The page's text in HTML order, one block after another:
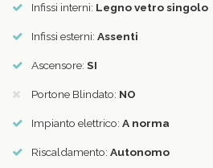
Infissi interni: Legno vetro singolo
Infissi esterni: Assenti
Ascensore: SI
Portone Blindato: NO
Impianto elettrico: A norma
Riscaldamento: Autonomo